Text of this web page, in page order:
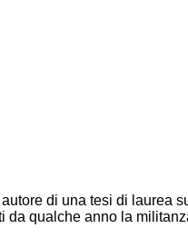
di una tesi di laurea
qualche anno la